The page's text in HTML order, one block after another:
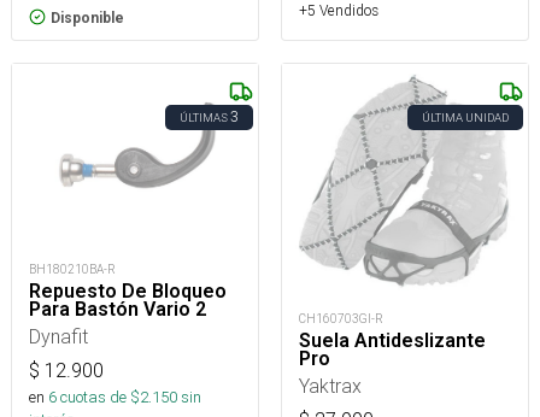
Disponible +5 Vendidos
ÚLTIMAS3
BH180210BA-R
Repuesto De Bloqueo
Para Bastón Vario 2
Dynafit
$ 12.900
en 6cuotas de $2.150sin
ÚLTIMA UNIDAD
CH160703GI-R
Suela Antideslizante
Pro
Yaktrax